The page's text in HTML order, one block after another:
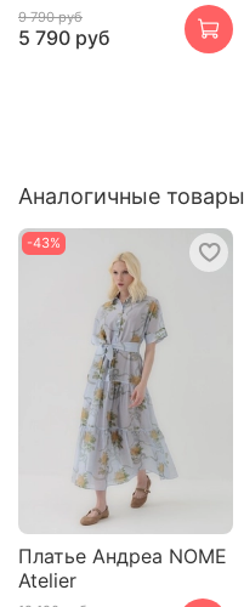
9 790 руб
5 790 руб
Аналогичные товары
-43%
Платье Андреа NOME
Atelier